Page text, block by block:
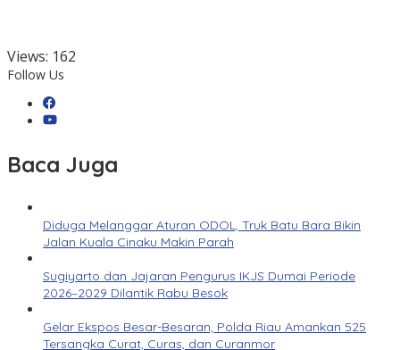
Views: 162
Follow Us
Baca Juga
Diduga Melanggar Aturan ODOL, Truk Batu Bara Bikin
Jalan Kuala Cinaku Makin Parah
Sugiyarto dan Jajaran Pengurus IKJS Dumai Periode
2026–2029 Dilantik Rabu Besok
Gelar Ekspos Besar-Besaran, Polda Riau Amankan 525
Tersangka Curat, Curas, dan Curanmor